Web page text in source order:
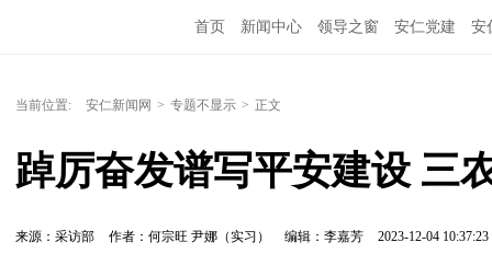
首页 新闻中心 领导之窗 安仁党建 安
当前位置: 安仁新闻网 > 专题不显示 > 正文
踔厉奋发谱写平安建设 三
来源：采访部 作者：何宗旺 尹娜（实习） 编辑：李嘉芳 2023-12-04 10:37:23